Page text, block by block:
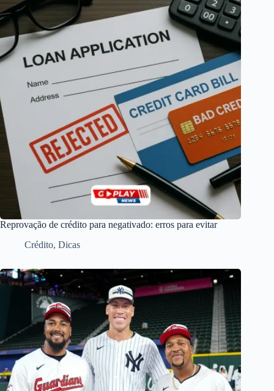
Reprovação de crédito para negativado: erros para evitar
Crédito, Dicas